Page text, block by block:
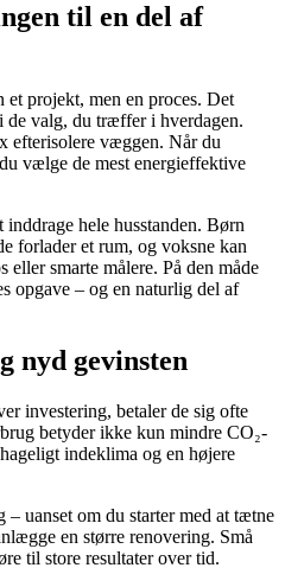
til en del af
projekt, men en proces. Det
valg, du træffer i hverdagen.
efterisolere væggen. Når du
vælge de mest energieffektive
hele husstanden. Børn
forlader et rum, og voksne kan
smarte målere. På den måde
opgave – og en naturlig del af
nyd gevinsten
investering, betaler de sig ofte
betyder ikke kun mindre CO₂-
indeklima og en højere
uanset om du starter med at tætne
en større renovering. Små
til store resultater over tid.